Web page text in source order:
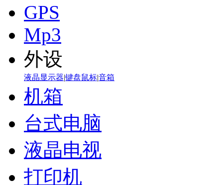
GPS
Mp3
外设
液晶显示器|键盘鼠标|音箱
机箱
台式电脑
液晶电视
打印机